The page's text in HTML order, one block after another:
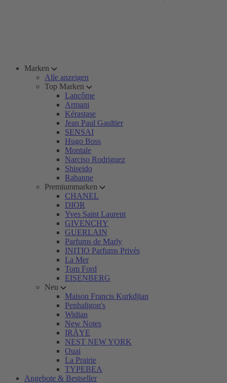
Marken
Alle anzeigen
Top Marken
Lancôme
Armani
Kérastase
Jean Paul Gaultier
SENSAI
Hugo Boss
Montale
Narciso Rodriguez
Shiseido
Rabanne
Premiummarken
CHANEL
DIOR
Yves Saint Laurent
GIVENCHY
GUERLAIN
Parfums de Marly
INITIO Parfums Privés
La Mer
Tom Ford
EISENBERG
Neu
Maison Francis Kurkdjian
Penhaligon's
Widian
New Notes
IRÄYE
NEST NEW YORK
Ouai
La Prairie
TYPEBEA
Angebote & Bestseller